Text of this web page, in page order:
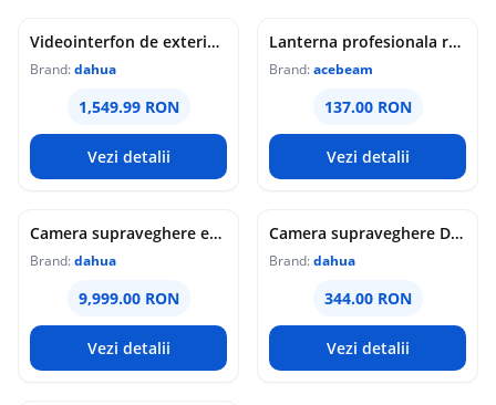
Videointerfon de exterior IP WiFi Dahua VTO6631QB-WP, 2MP, ecran 5 inch, acces prin PIN/recunoastere faciala/card/Bluetooth, slot card, microfon/difuzor, PoE
Brand:dahua
1,549.99 RON
Vezi detalii
Lanterna profesionala reincarcabila Acebeam Pokelit AA, 1000 lumeni, 105 m, gri
Brand:acebeam
137.00 RON
Vezi detalii
Camera supraveghere exterior analogica Dome cu iluminare duala Dahua HAC-HDW1549X-IL-A-PRO-0360B-DIP, 5 MP, 2.8 mm, IR/lumina calda 50 m, microfon dublu
Brand:dahua
9,999.00 RON
Vezi detalii
Camera supraveghere Dome analogica Dahua WizColor HAC-HDW1549X-A-PRO-0360B-DIP, 5 MP, 3.6 mm, lumina calda 50 m, microfon dublu
Brand:dahua
344.00 RON
Vezi detalii